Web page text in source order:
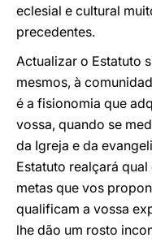
eclesial e cultural
precedentes.
Actualizar o Estatuto
mesmos, à
é a fisionomia que
vossa, quando se
da Igreja e da
Estatuto realçará
metas que vos
qualificam a vossa
lhe dão um rosto